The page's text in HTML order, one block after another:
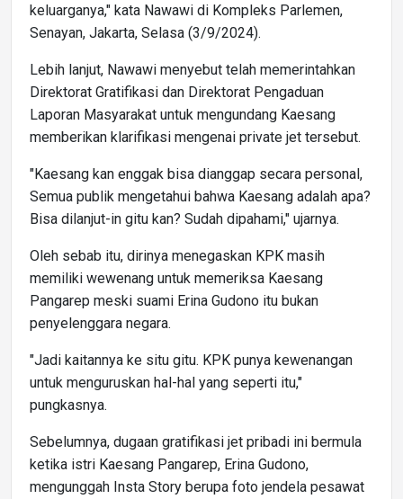
keluarganya," kata Nawawi di Kompleks Parlemen,
Senayan, Jakarta, Selasa (3/9/2024).
Lebih lanjut, Nawawi menyebut telah memerintahkan
Direktorat Gratifikasi dan Direktorat Pengaduan
Laporan Masyarakat untuk mengundang Kaesang
memberikan klarifikasi mengenai private jet tersebut.
"Kaesang kan enggak bisa dianggap secara personal,
Semua publik mengetahui bahwa Kaesang adalah apa?
Bisa dilanjut-in gitu kan? Sudah dipahami," ujarnya.
Oleh sebab itu, dirinya menegaskan KPK masih
memiliki wewenang untuk memeriksa Kaesang
Pangarep meski suami Erina Gudono itu bukan
penyelenggara negara.
"Jadi kaitannya ke situ gitu. KPK punya kewenangan
untuk menguruskan hal-hal yang seperti itu,"
pungkasnya.
Sebelumnya, dugaan gratifikasi jet pribadi ini bermula
ketika istri Kaesang Pangarep, Erina Gudono,
mengunggah Insta Story berupa foto jendela pesawat